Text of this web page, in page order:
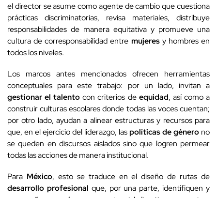
el director se asume como agente de cambio que cuestiona
prácticas discriminatorias, revisa materiales, distribuye
responsabilidades de manera equitativa y promueve una
cultura de corresponsabilidad entre mujeresy hombres en
todos los niveles.
Los marcos antes mencionados ofrecen herramientas
conceptuales para este trabajo: por un lado, invitan a
gestionar el talento con criterios de equidad, así como a
construir culturas escolares donde todas las voces cuentan;
por otro lado, ayudan a alinear estructuras y recursos para
que, en el ejercicio del liderazgo, laspolíticas de género no
se queden en discursos aislados sino que logren permear
todas las acciones de manera institucional.
Para México, esto se traduce en el diseño de rutas de
desarrollo profesional que, por una parte, identifiquen y